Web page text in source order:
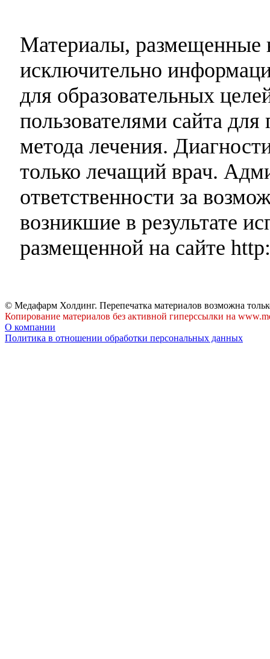
Материалы, размещенные
исключительно
для образовательных
пользователями сайта
метода лечения.
только лечащий врач.
ответственности за
возникшие в результате
размещенной на сайте
© Медафарм Холдинг. Перепечатка материалов возможна
Копирование материалов без активной гиперссылки на
О компании
Политика в отношении обработки персональных данных